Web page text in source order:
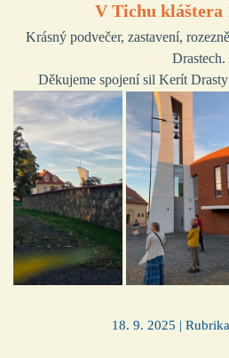
V Tichu kláštera
Krásný podvečer, zastavení,
Drastech.
Děkujeme spojení sil Kerít
18. 9. 2025 |